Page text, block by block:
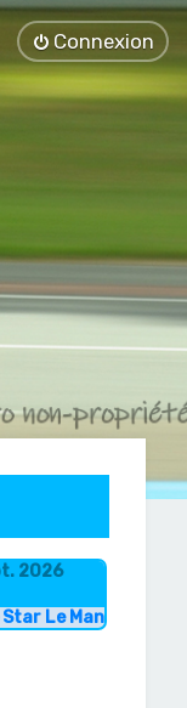
Connexion
2026
Le Mans